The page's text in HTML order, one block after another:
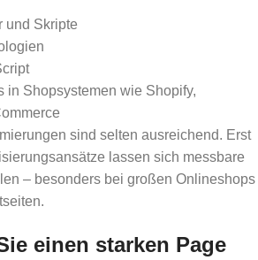
und Skripte
in Shopsystemen wie Shopify,
sind selten ausreichend. Erst
lassen sich messbare
– besonders bei großen Onlineshops
einen starken Page